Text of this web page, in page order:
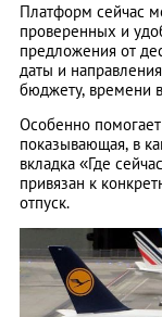
Платформ сейчас
проверенных и
предложения от
даты и
бюджету, времени
Особенно
показывающая, в
вкладка «Где
привязан к
отпуск.